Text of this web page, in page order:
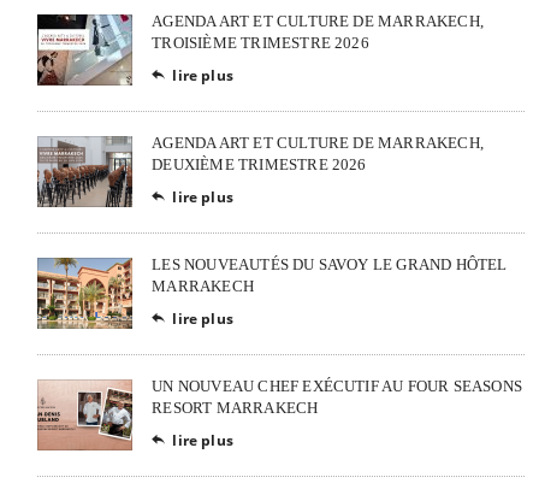
AGENDA ART ET CULTURE DE MARRAKECH,
TROISIÈME TRIMESTRE 2026
 lire plus
AGENDA ART ET CULTURE DE MARRAKECH,
DEUXIÈME TRIMESTRE 2026
 lire plus
LES NOUVEAUTÉS DU SAVOY LE GRAND HÔTEL
MARRAKECH
 lire plus
UN NOUVEAU CHEF EXÉCUTIF AU FOUR SEASONS
RESORT MARRAKECH
 lire plus